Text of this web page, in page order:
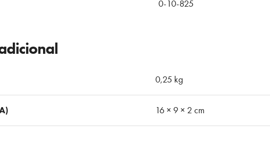
0-10-825
0,25 kg
16 × 9 × 2 cm